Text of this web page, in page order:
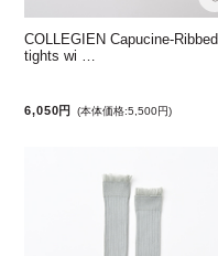
COLLEGIEN Capucine-Ribbed
tights wi …
6,050円 (本体価格:5,500円)